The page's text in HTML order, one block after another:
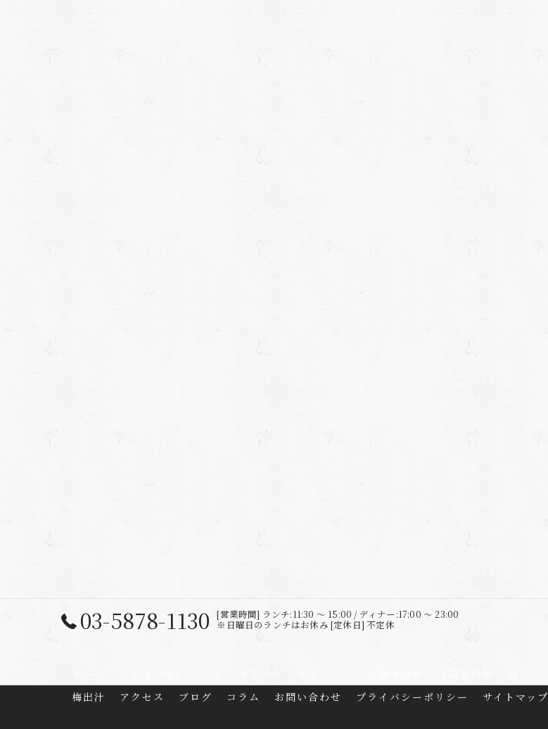
03-5878-1130
[営業時間] ランチ:11:30 ～ 15:00 / ディナー:17:00 ～ 23:00
※日曜日のランチはお休み [定休日] 不定休
梅出汁
アクセス ブログ コラム お問い合わせ プライバシーポリシー サイトマップ